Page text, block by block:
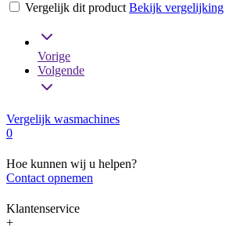
Vergelijk dit product Bekijk vergelijking
Vorige
Volgende
Vergelijk wasmachines
0
Hoe kunnen wij u helpen?
Contact opnemen
Klantenservice
+